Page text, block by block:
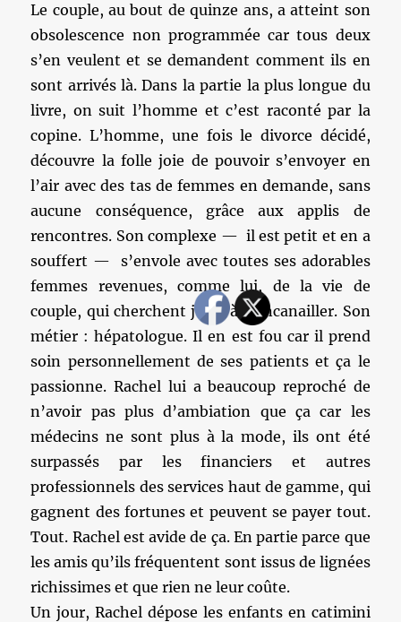
Le couple, au bout de quinze ans, a atteint son
obsolescence non programmée car tous deux
s’en veulent et se demandent comment ils en
sont arrivés là. Dans la partie la plus longue du
livre, on suit l’homme et c’est raconté par la
copine. L’homme, une fois le divorce décidé,
découvre la folle joie de pouvoir s’envoyer en
l’air avec des tas de femmes en demande, sans
aucune conséquence, grâce aux applis de
rencontres. Son complexe — il est petit et en a
souffert — s’envole avec toutes ses adorables
femmes revenues, comme lui, de la vie de
couple, qui cherchent juste à s’encanailler. Son
métier : hépatologue. Il en est fou car il prend
soin personnellement de ses patients et ça le
passionne. Rachel lui a beaucoup reproché de
n’avoir pas plus d’ambiation que ça car les
médecins ne sont plus à la mode, ils ont été
surpassés par les financiers et autres
professionnels des services haut de gamme, qui
gagnent des fortunes et peuvent se payer tout.
Tout. Rachel est avide de ça. En partie parce que
les amis qu’ils fréquentent sont issus de lignées
richissimes et que rien ne leur coûte.
Un jour, Rachel dépose les enfants en catimini